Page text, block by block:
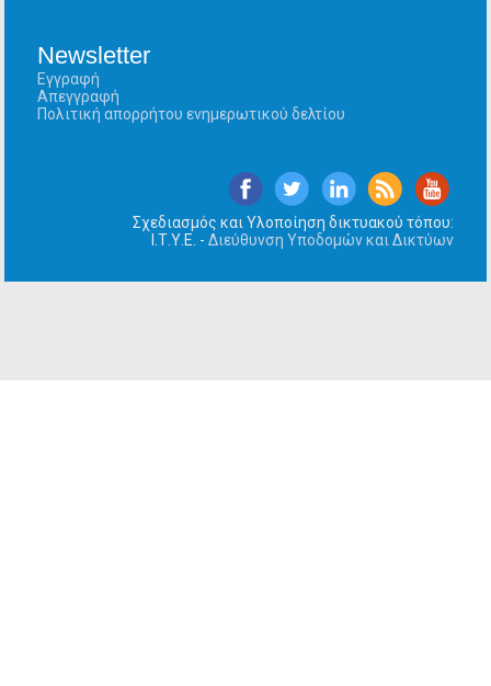
Newsletter
Εγγραφή
Απεγγραφή
Πολιτική απορρήτου ενημερωτικού δελτίου
Σχεδιασμός και Υλοποίηση δικτυακού τόπου:
Ι.Τ.Υ.Ε. - Διεύθυνση Υποδομών και Δικτύων